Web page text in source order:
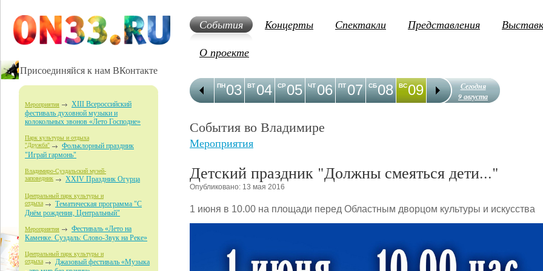
Присоединяйся к нам ВКонтакте
Мероприятия
XIII Всероссийский
фестиваль духовной музыки и
колокольных звонов «Лето Господне»
Парк культуры и отдыха
"Дружба"
Фольклорный праздник
"Играй гармонь"
Владимиро-Суздальский музей-
заповедник XXIV Праздник Огурца
Центральный парк культуры и
отдыха
Тематическая программа "С
Днём рождения, Центральный"
Мероприятия
Фестиваль «Лето на
Каменке. Суздаль: Слово-Звук на Реке»
Центральный парк культуры и
отдыха
Джазовый фестиваль «Музыка
События Концерты Спектакли Представления
О проекте
03
ПН 04
ВТ 05
СР 06
ЧТ 07
ПТ 08
СБ 09
ВС 10
ПН 11
ВТ 12
СР
Сегодня
9 августа
События во Владимире
Мероприятия
Детский праздник "Должны смеяться дети..."
Опубликовано: 13 мая 2016
1 июня в 10.00 на площади перед Областным дворцом культуры и искусства